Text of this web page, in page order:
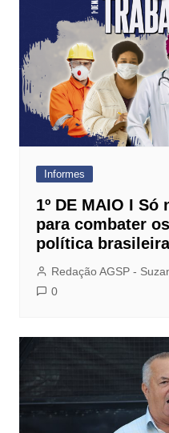
Informes
1º DE MAIO I
para combater
política brasileira
Redação AGSP -
0